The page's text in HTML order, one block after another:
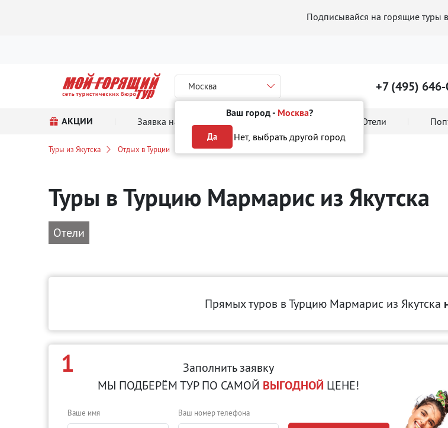
Подписывайся на горящие туры в
Москва
Ваш город - Москва?
Да Нет, выбрать другой город
+7 (495)
АКЦИИ Заявка на тур Поиск тура онлайн Отели
Туры из Якутска Отдых в Турции Мармарис
Туры в Турцию Мармарис из Якутска
Отели
Прямых туров в Турцию Мармарис из Якутска
1
Заполнить заявку
МЫ ПОДБЕРЁМ ТУР ПО САМОЙ ВЫГОДНОЙ ЦЕНЕ!
Ваше имя Ваш номер телефона